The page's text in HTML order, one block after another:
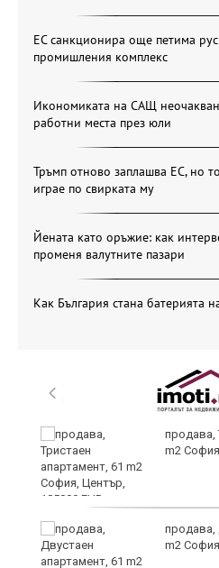
ЕС санкционира още петима
промишления комплекс
Икономиката на САЩ
работни места през юли
Тръмп отново заплашва ЕС, но
играе по свирката му
Йената като оръжие: как
променя валутните пазари
Как България стана батерията
продава,
m2
продава,
m2